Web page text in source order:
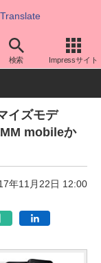
Translate
検索 Impressサイト
スマホ/SIMフリースマ
イズモデ
mobileか
年11月22日 12:00